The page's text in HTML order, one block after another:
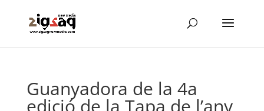
Guanyadora de la 4a
edició de la Tapa de l’any,